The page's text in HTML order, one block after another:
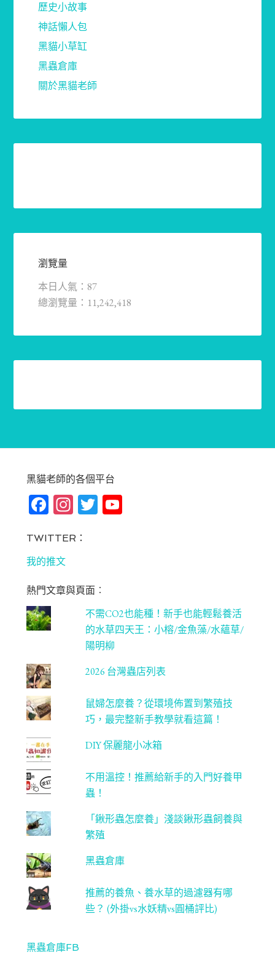
歷史小故事
神話懶人包
黑貓小草缸
黑蟲倉庫
關於黑貓老師
瀏覽量
本日人氣：87
總瀏覽量：11,242,418
黑貓老師的各個平台
Fa
bo
ok
In
ag
m
T Yo
C
ha
n
ne
l
TWITTER：
我的推文
熱門文章與頁面︰
不需CO2也能種！新手也能輕鬆養活
的水草四天王：小榕/金魚藻/水蘊草/
陽明柳
2026 台灣蟲店列表
鼠婦怎麼養？從環境佈置到繁殖技
巧，最完整新手教學就看這篇！
DIY 保麗龍小冰箱
不用溫控！推薦給新手的入門好養甲
蟲！
「鍬形蟲怎麼養」淺談鍬形蟲飼養與
繁殖
黑蟲倉庫
推薦的養魚、養水草的過濾器有哪
些？ (外掛vs水妖精vs圓桶評比)
黑蟲倉庫FB